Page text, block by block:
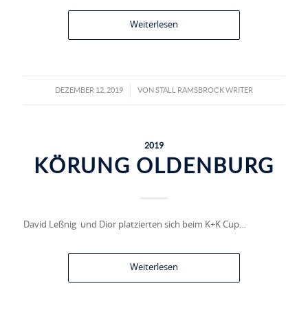
Weiterlesen
DEZEMBER 12, 2019
/ VONSTALL RAMSBROCK WRITER
2019
KÖRUNG OLDENBURG
David Leßnig und Dior platzierten sich beim K+K Cup…
Weiterlesen